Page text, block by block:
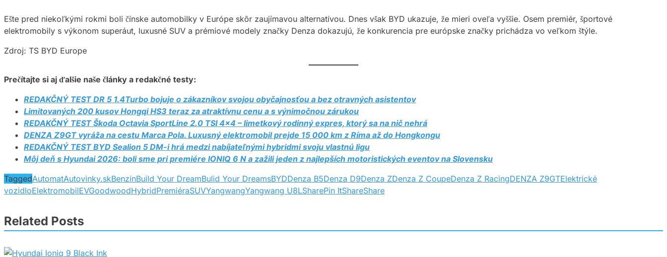
Ešte pred niekoľkými rokmi boli čínske automobilky v Európe skôr zaujímavou alternatívou. Dnes však BYD ukazuje, že mieri oveľa vyššie. Osem premiér, športové
elektromobily s výkonom superáut, luxusné SUV a prémiové modely značky Denza dokazujú, že konkurencia pre európske značky prichádza vo veľkom štýle.
Zdroj: TS BYD Europe
Prečítajte si aj ďalšie naše články a redakčné testy:
REDAKČNÝ TEST DR 5 1.4Turbo bojuje o zákazníkov svojou obyčajnosťou a bez otravných asistentov
Limitovaných 200 kusov Hongqi HS3 teraz za atraktívnu cenu a s výnimočnou zárukou
REDAKČNÝ TEST Škoda Octavia SportLine 2.0 TSI 4×4 – limetkový rodinný expres, ktorý sa na nič nehrá
DENZA Z9GT vyráža na cestu Marca Pola. Luxusný elektromobil prejde 15 000 km z Ríma až do Hongkongu
REDAKČNÝ TEST BYD Sealion 5 DM-i hrá medzi nabíjateľnými hybridmi svoju vlastnú ligu
Môj deň s Hyundai 2026: boli sme pri premiére IONIQ 6 N a zažili jeden z najlepších motoristických eventov na Slovensku
TaggedAutomatAutovinky.skBenzínBuild Your DreamBulid Your DreamsBYDDenza B5Denza D9Denza ZDenza Z CoupeDenza Z RacingDENZA Z9GTElektrické
vozidloElektromobilEVGoodwoodHybridPremiéraSUVYangwangYangwang U8LSharePin ItShareShare
Related Posts